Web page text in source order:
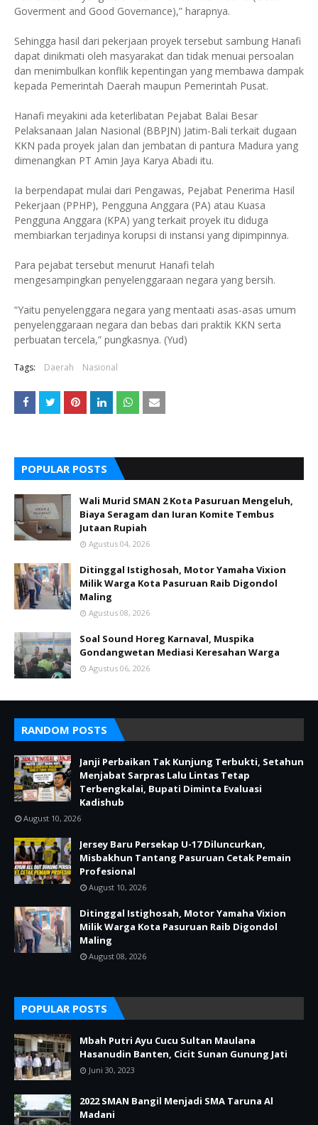
Goverment and Good Governance),” harapnya.
Sehingga hasil dari pekerjaan proyek tersebut sambung Hanafi
dapat dinikmati oleh masyarakat dan tidak menuai persoalan
dan menimbulkan konflik kepentingan yang membawa dampak
kepada Pemerintah Daerah maupun Pemerintah Pusat.
Hanafi meyakini ada keterlibatan Pejabat Balai Besar
Pelaksanaan Jalan Nasional (BBPJN) Jatim-Bali terkait dugaan
KKN pada proyek jalan dan jembatan di pantura Madura yang
dimenangkan PT Amin Jaya Karya Abadi itu.
Ia berpendapat mulai dari Pengawas, Pejabat Penerima Hasil
Pekerjaan (PPHP), Pengguna Anggara (PA) atau Kuasa
Pengguna Anggara (KPA) yang terkait proyek itu diduga
membiarkan terjadinya korupsi di instansi yang dipimpinnya.
Para pejabat tersebut menurut Hanafi telah
mengesampingkan penyelenggaraan negara yang bersih.
“Yaitu penyelenggara negara yang mentaati asas-asas umum
penyelenggaraan negara dan bebas dari praktik KKN serta
perbuatan tercela,” pungkasnya. (Yud)
Tags: Daerah Nasional
POPULAR POSTS
Wali Murid SMAN 2 Kota Pasuruan Mengeluh,
Biaya Seragam dan Iuran Komite Tembus
Jutaan Rupiah
Agustus 04, 2026
Ditinggal Istighosah, Motor Yamaha Vixion
Milik Warga Kota Pasuruan Raib Digondol
Maling
Agustus 08, 2026
Soal Sound Horeg Karnaval, Muspika
Gondangwetan Mediasi Keresahan Warga
Agustus 06, 2026
RANDOM POSTS
Janji Perbaikan Tak Kunjung Terbukti, Setahun
Menjabat Sarpras Lalu Lintas Tetap
Terbengkalai, Bupati Diminta Evaluasi
Kadishub
August 10, 2026
Jersey Baru Persekap U-17 Diluncurkan,
Misbakhun Tantang Pasuruan Cetak Pemain
Profesional
August 10, 2026
Ditinggal Istighosah, Motor Yamaha Vixion
Milik Warga Kota Pasuruan Raib Digondol
Maling
August 08, 2026
POPULAR POSTS
Mbah Putri Ayu Cucu Sultan Maulana
Hasanudin Banten, Cicit Sunan Gunung Jati
Juni 30, 2023
2022 SMAN Bangil Menjadi SMA Taruna Al
Madani